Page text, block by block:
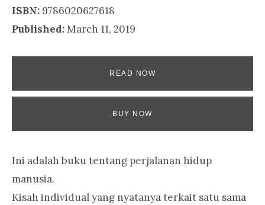
ISBN: 9786020627618
Published:March 11, 2019
READ NOW
BUY NOW
Ini adalah buku tentang perjalanan hidup
manusia.
Kisah individual yang nyatanya terkait satu sama